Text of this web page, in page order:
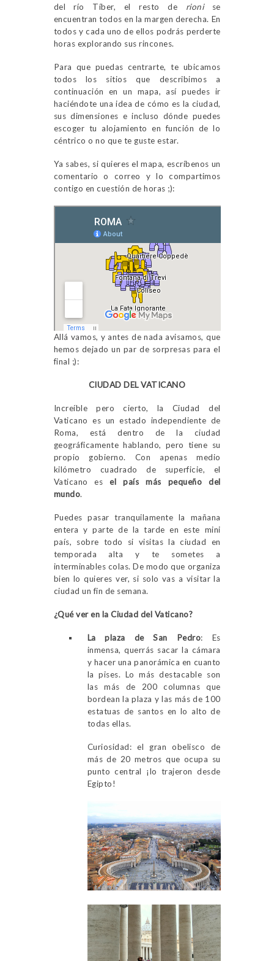
del río Tíber, el resto de rionise
encuentran todos en la margen derecha. En
todos y cada uno de ellos podrás perderte
horas explorando sus rincones.
Para que puedas centrarte, te ubicamos
todos los sitios que describimos a
continuación en un mapa, así puedes ir
haciéndote una idea de cómo es la ciudad,
sus dimensiones e incluso dónde puedes
escoger tu alojamiento en función de lo
céntrico o no que te guste estar.
Ya sabes, si quieres el mapa, escríbenos un
comentario o correo y lo compartimos
contigo en cuestión de horas ;):
Allá vamos, y antes de nada avisamos, que
hemos dejado un par de sorpresas para el
final ;):
CIUDAD DEL VATICANO
Increíble pero cierto, la Ciudad del
Vaticano es un estado independiente de
Roma, está dentro de la ciudad
geográficamente hablando, pero tiene su
propio gobierno. Con apenas medio
kilómetro cuadrado de superficie, el
Vaticano esel país más pequeño del
mundo.
Puedes pasar tranquilamente la mañana
entera y parte de la tarde en este mini
país, sobre todo si visitas la ciudad en
temporada alta y te sometes a
interminables colas. De modo que organiza
bien lo quieres ver, si solo vas a visitar la
ciudad un fin de semana.
¿Qué ver en la Ciudad del Vaticano?
La plaza de San Pedro: Es
inmensa, querrás sacar la cámara
y hacer una panorámica en cuanto
la pises. Lo más destacable son
las más de 200 columnas que
bordean la plaza y las más de 100
estatuas de santos en lo alto de
todas ellas.
Curiosidad: el gran obelisco de
más de 20 metros que ocupa su
punto central ¡lo trajeron desde
Egipto!